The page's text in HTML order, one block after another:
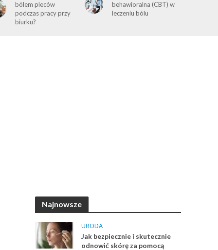
bólem pleców
podczas pracy przy
biurku?
behawioralna (CBT) w
leczeniu bólu
Najnowsze
URODA
Jak bezpiecznie i skutecznie
odnowić skórę za pomocą